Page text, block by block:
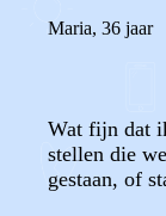
Maria, 36 jaar
Wat fijn dat
stellen die
gestaan, of